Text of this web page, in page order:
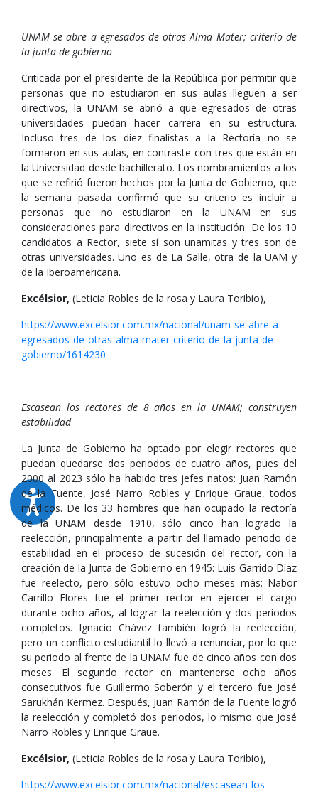
UNAM se abre a egresados de otras Alma Mater; criterio de
la junta de gobierno
Criticada por el presidente de la República por permitir que
personas que no estudiaron en sus aulas lleguen a ser
directivos, la UNAM se abrió a que egresados de otras
universidades puedan hacer carrera en su estructura.
Incluso tres de los diez finalistas a la Rectoría no se
formaron en sus aulas, en contraste con tres que están en
la Universidad desde bachillerato. Los nombramientos a los
que se refirió fueron hechos por la Junta de Gobierno, que
la semana pasada confirmó que su criterio es incluir a
personas que no estudiaron en la UNAM en sus
consideraciones para directivos en la institución. De los 10
candidatos a Rector, siete sí son unamitas y tres son de
otras universidades. Uno es de La Salle, otra de la UAM y
de la Iberoamericana.
Excélsior, (Leticia Robles de la rosa y Laura Toribio),
https://www.excelsior.com.mx/nacional/unam-se-abre-a-
egresados-de-otras-alma-mater-criterio-de-la-junta-de-
gobierno/1614230
Escasean los rectores de 8 años en la UNAM; construyen
estabilidad
La Junta de Gobierno ha optado por elegir rectores que
puedan quedarse dos periodos de cuatro años, pues del
2000 al 2023 sólo ha habido tres jefes natos: Juan Ramón
de la Fuente, José Narro Robles y Enrique Graue, todos
médicos. De los 33 hombres que han ocupado la rectoría
de la UNAM desde 1910, sólo cinco han logrado la
reelección, principalmente a partir del llamado periodo de
estabilidad en el proceso de sucesión del rector, con la
creación de la Junta de Gobierno en 1945: Luis Garrido Díaz
fue reelecto, pero sólo estuvo ocho meses más; Nabor
Carrillo Flores fue el primer rector en ejercer el cargo
durante ocho años, al lograr la reelección y dos periodos
completos. Ignacio Chávez también logró la reelección,
pero un conflicto estudiantil lo llevó a renunciar, por lo que
su periodo al frente de la UNAM fue de cinco años con dos
meses. El segundo rector en mantenerse ocho años
consecutivos fue Guillermo Soberón y el tercero fue José
Sarukhán Kermez. Después, Juan Ramón de la Fuente logró
la reelección y completó dos periodos, lo mismo que José
Narro Robles y Enrique Graue.
Excélsior, (Leticia Robles de la rosa y Laura Toribio),
https://www.excelsior.com.mx/nacional/escasean-los-